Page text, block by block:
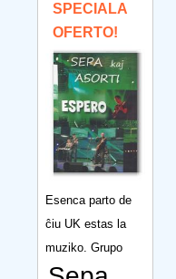
SPECIALA
OFERTO!
Esenca parto de
ĉiu UK estas la
muziko. Grupo